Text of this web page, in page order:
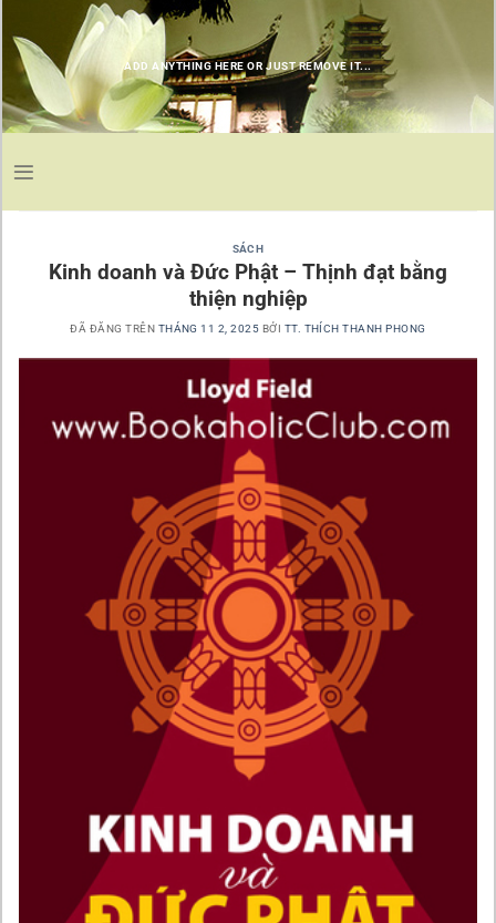
đến
nội
dung
ADD ANYTHING HERE OR JUST REMOVE IT...
SÁCH
Kinh doanh và Đức Phật – Thịnh đạt bằng
thiện nghiệp
ĐÃ ĐĂNG TRÊN THÁNG 11 2, 2025 BỞI TT. THÍCH THANH PHONG